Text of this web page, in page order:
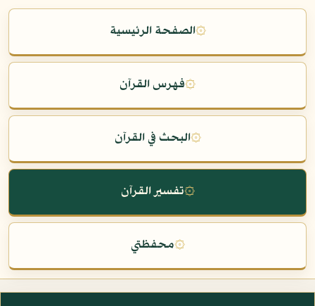
۞الصفحة الرئيسية
۞فهرس القرآن
۞البحث في القرآن
۞تفسير القرآن
۞محفظتي